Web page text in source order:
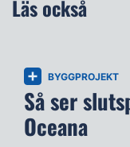
Läs också
BYGGPROJEKT
Så ser
Oceana